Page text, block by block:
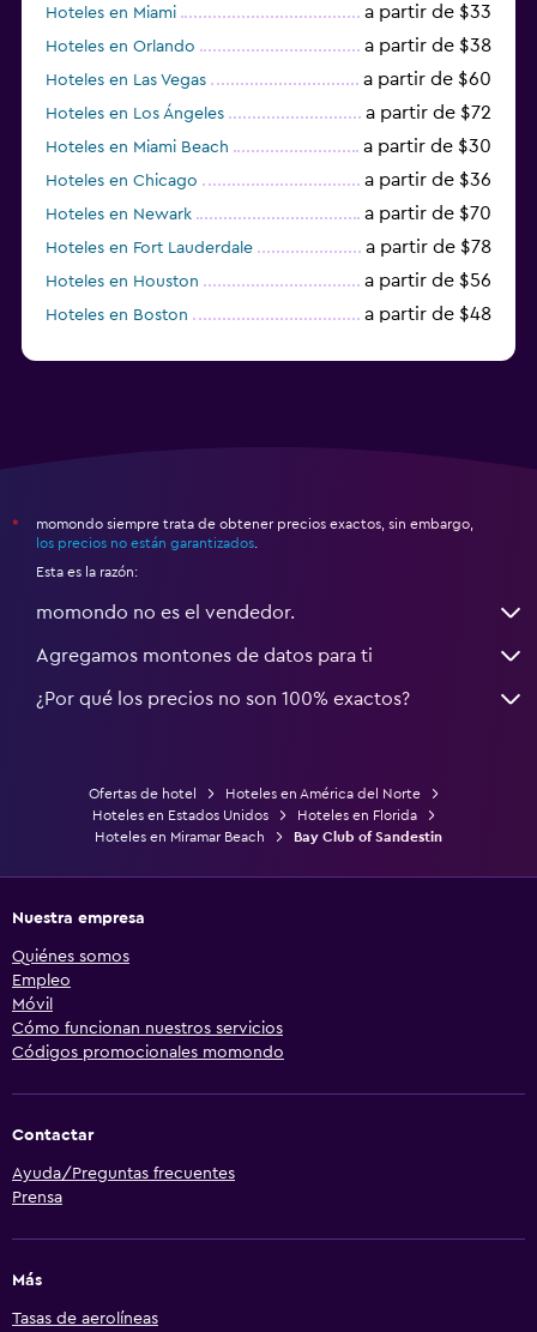
Hoteles en Miami a partir de $33
Hoteles en Orlando a partir de $38
Hoteles en Las Vegas a partir de $60
Hoteles en Los Ángeles a partir de $72
Hoteles en Miami Beach a partir de $30
Hoteles en Chicago a partir de $36
Hoteles en Newark a partir de $70
Hoteles en Fort Lauderdale a partir de $78
Hoteles en Houston a partir de $56
Hoteles en Boston a partir de $48
*
momondo siempre trata de obtener precios exactos, sin embargo,
los precios no están garantizados
Esta es la razón:
momondo no es el vendedor.
Agregamos montones de datos para ti
¿Por qué los precios no son 100% exactos?
Ofertas de hotel
Hoteles en América del Norte
Hoteles en Estados Unidos
Hoteles en Florida
Hoteles en Miramar Beach
Bay Club of Sandestin
Nuestra empresa
Quiénes somos
Empleo
Móvil
Cómo funcionan nuestros servicios
Códigos promocionales momondo
Contactar
Ayuda/Preguntas frecuentes
Prensa
Más
Tasas de aerolíneas